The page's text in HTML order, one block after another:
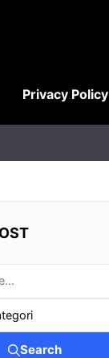
Privacy Policy
Search